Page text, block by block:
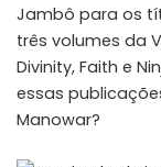
Jambô para os
três volumes da
Divinity, Faith e
essas
Manowar?